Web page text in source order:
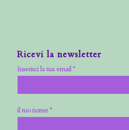
Ricevi la newsletter
Inserisci la tua email *
il tuo nome *